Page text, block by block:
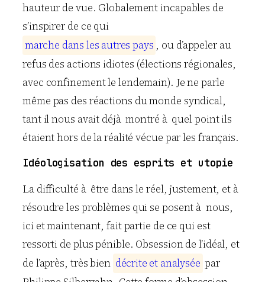
hauteur de vue. Globalement incapables de
s’inspirer de ce qui
marche dans les autres pays , ou d’appeler au
refus des actions idiotes (élections régionales,
avec confinement le lendemain). Je ne parle
même pas des réactions du monde syndical,
tant il nous avait déjà montré à quel point ils
étaient hors de la réalité vécue par les français.
Idéologisation des esprits et utopie
La difficulté à être dans le réel, justement, et à
résoudre les problèmes qui se posent à nous,
ici et maintenant, fait partie de ce qui est
ressorti de plus pénible. Obsession de l’idéal, et
de l’après, très bien décrite et analysée par